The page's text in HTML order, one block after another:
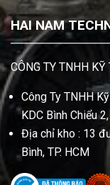
HAI NAM
CÔNG TY TNHH
Công Ty TNHH
KDC Bình Chiểu
Địa chỉ kho : 13
Bình, TP. HCM